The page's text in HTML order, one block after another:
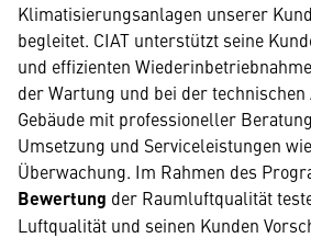
Klimatisierungsanlagen unserer
begleitet. CIAT unterstützt seine
und effizienten
der Wartung und bei der
Gebäude mit professioneller
Umsetzung und Serviceleistungen
Überwachung. Im Rahmen des
Bewertung der Raumluftqualität
Luftqualität und seinen Kunden